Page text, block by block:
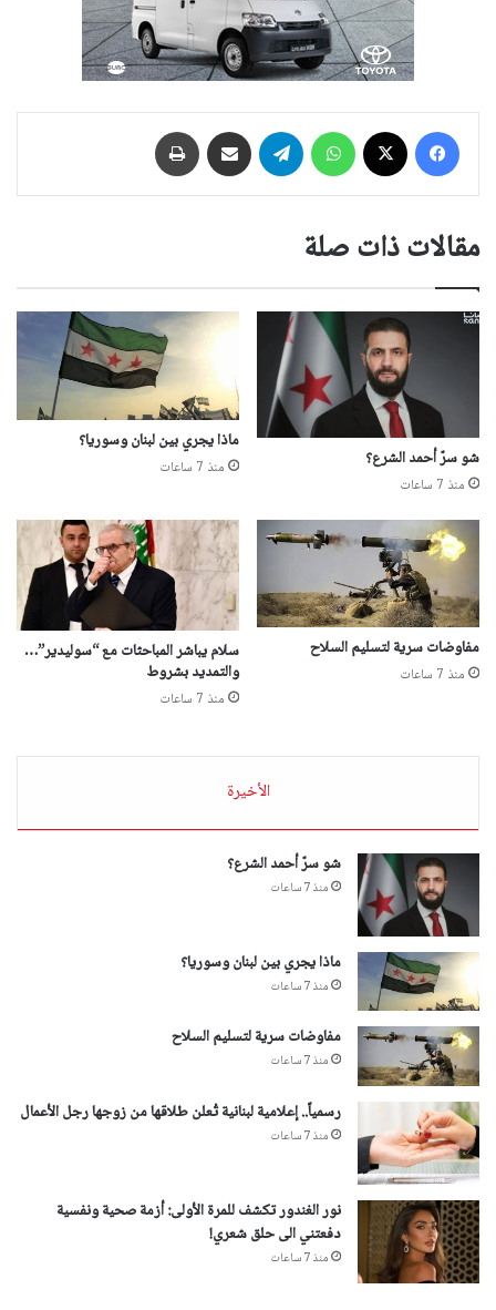
فيسبوك واتساب تيلقرام مشاركة عبر البريد
مقالات ذات صلة
شو سرّ أحمد الشرع؟
منذ 7 ساعات
ماذا يجري بين لبنان وسوريا؟
منذ 7 ساعات
مفاوضات سرية لتسليم السلاح
منذ 7 ساعات
سلام يباشر المباحثات مع “سوليدير”…
والتمديد بشروط
منذ 7 ساعات
الأخيرة
شو سرّ أحمد الشرع؟
منذ 7 ساعات
ماذا يجري بين لبنان وسوريا؟
منذ 7 ساعات
مفاوضات سرية لتسليم السلاح
منذ 7 ساعات
رسمياً.. إعلامية لبنانية تُعلن طلاقها من زوجها رجل الأعمال
منذ 7 ساعات
نور الغندور تكشف للمرة الأولى: أزمة صحية ونفسية
دفعتني الى حلق شعري!
منذ 7 ساعات